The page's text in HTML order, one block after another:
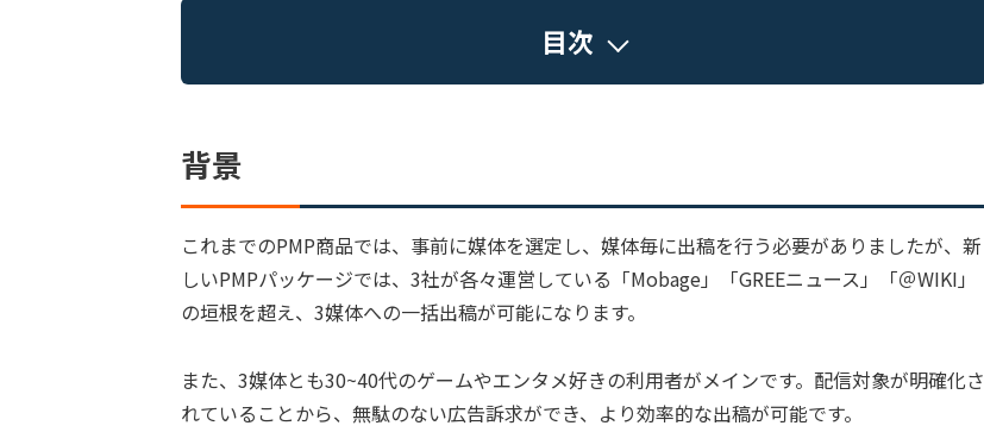
目次
背景
これまでのPMP商品では、事前に媒体を選定し、媒体毎に出稿を行う必要がありましたが、新
しいPMPパッケージでは、3社が各々運営している「Mobage」「GREEニュース」「＠WIKI」
の垣根を超え、3媒体への一括出稿が可能になります。
また、3媒体とも30~40代のゲームやエンタメ好きの利用者がメインです。配信対象が明確化さ
れていることから、無駄のない広告訴求ができ、より効率的な出稿が可能です。